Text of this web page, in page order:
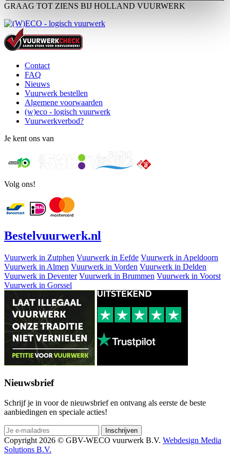
GRAAG TOT ZIENS BIJ HOLLAND VUURWERK
Contact
FAQ
Nieuws
Vuurwerk bestellen
Algemene voorwaarden
(w)eco - logisch vuurwerk
Vuurwerkverbod?
Je kent ons van
Volg ons!
Bestelvuurwerk.nl
Vuurwerk in Zutphen Vuurwerk in Eefde Vuurwerk in Apeldoorn
Vuurwerk in Almen Vuurwerk in Vorden Vuurwerk in Delden
Vuurwerk in Deventer Vuurwerk in Brummen Vuurwerk in Voorst
Vuurwerk in Gorssel
Nieuwsbrief
Schrijf je in voor de nieuwsbrief en ontvang als eerste de beste
aanbiedingen en speciale acties!
Copyright 2026 © GBV-WECO vuurwerk B.V. Webdesign Media
Solutions B.V.